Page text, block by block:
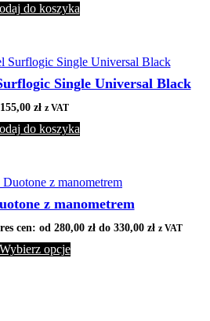
do koszyka
Single Universal Black
155,00 zł z VAT
do koszyka
z manometrem
cen: od 280,00 zł do 330,00 zł z VAT
Wybierz opcje